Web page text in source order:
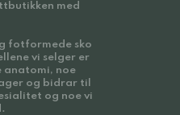
med
fotformede sko
vi selger er
noe
og bidrar til
og noe vi